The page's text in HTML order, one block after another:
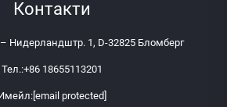
Контакти
– Нидерландштр. 1, D-32825 Бломберг
Тел.:+86 18655113201
[email protected]